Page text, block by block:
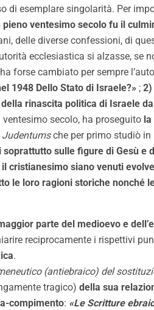
di esemplare singolarità. Per
ventesimo secolo fu il
delle diverse confessioni, di
ecclesiastica si alzasse, se
forse cambiato per sempre
1948 Dello Stato di Israele?» ; 2)
rinascita politica di Israele
secolo, ha proseguito
Judentumsche per primo studiò in
soprattutto sulle figure di Gesù e
cristianesimo siano venuti
le loro ragioni storiche nonché
parte del medioevo e
reciprocamente i rispettivi
.
(antiebraico) del
tragico) della sua
compimento: «Le Scritture